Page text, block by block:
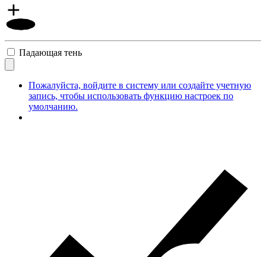
Падающая тень
Пожалуйста, войдите в систему или создайте учетную
запись, чтобы использовать функцию настроек по
умолчанию.